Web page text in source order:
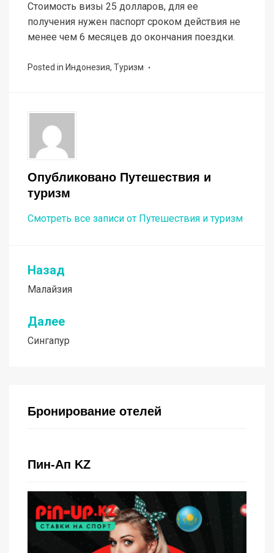
Стоимость визы 25 долларов, для ее
получения нужен паспорт сроком действия не
менее чем 6 месяцев до окончания поездки.
Posted in Индонезия, Туризм
Опубликовано Путешествия и
туризм
Смотреть все записи от Путешествия и туризм
Навигация
по
записям
Назад
Малайзия
Далее
Сингапур
Бронирование отелей
Пин-Ап KZ